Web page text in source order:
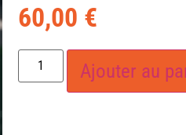
60,00 €
Ajouter au